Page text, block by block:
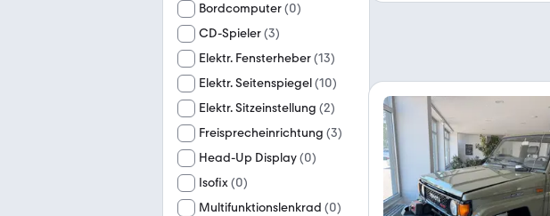
Bordcomputer(0)
CD-Spieler(3)
Elektr. Fensterheber(13)
Elektr. Seitenspiegel(10)
Elektr. Sitzeinstellung (2)
Freisprecheinrichtung (3)
Head-Up Display(0)
Isofix(0)
Multifunktionslenkrad (0)